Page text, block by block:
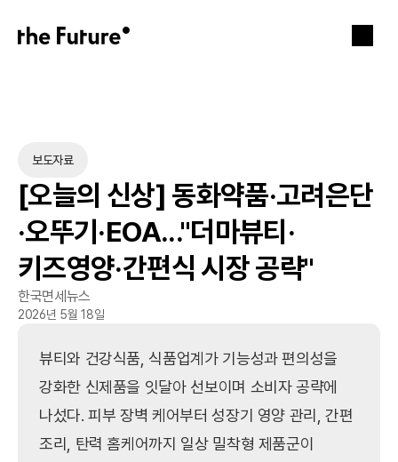
보도자료
[오늘의 신상] 동화약품·고려은단
·오뚜기·EOA..."더마뷰티·
키즈영양·간편식 시장 공략"
한국면세뉴스
2026년 5월 18일
뷰티와 건강식품, 식품업계가 기능성과 편의성을
강화한 신제품을 잇달아 선보이며 소비자 공략에
나섰다. 피부 장벽 케어부터 성장기 영양 관리, 간편
조리, 탄력 홈케어까지 일상 밀착형 제품군이